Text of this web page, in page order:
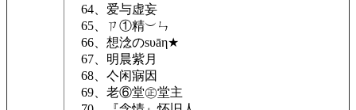
64、爱与虚妄
65、ㄗ①精︶ㄣ
66、想淰のsυāη★
67、明晨紫月
68、亽闲寎因
69、老⑥堂㊣堂主